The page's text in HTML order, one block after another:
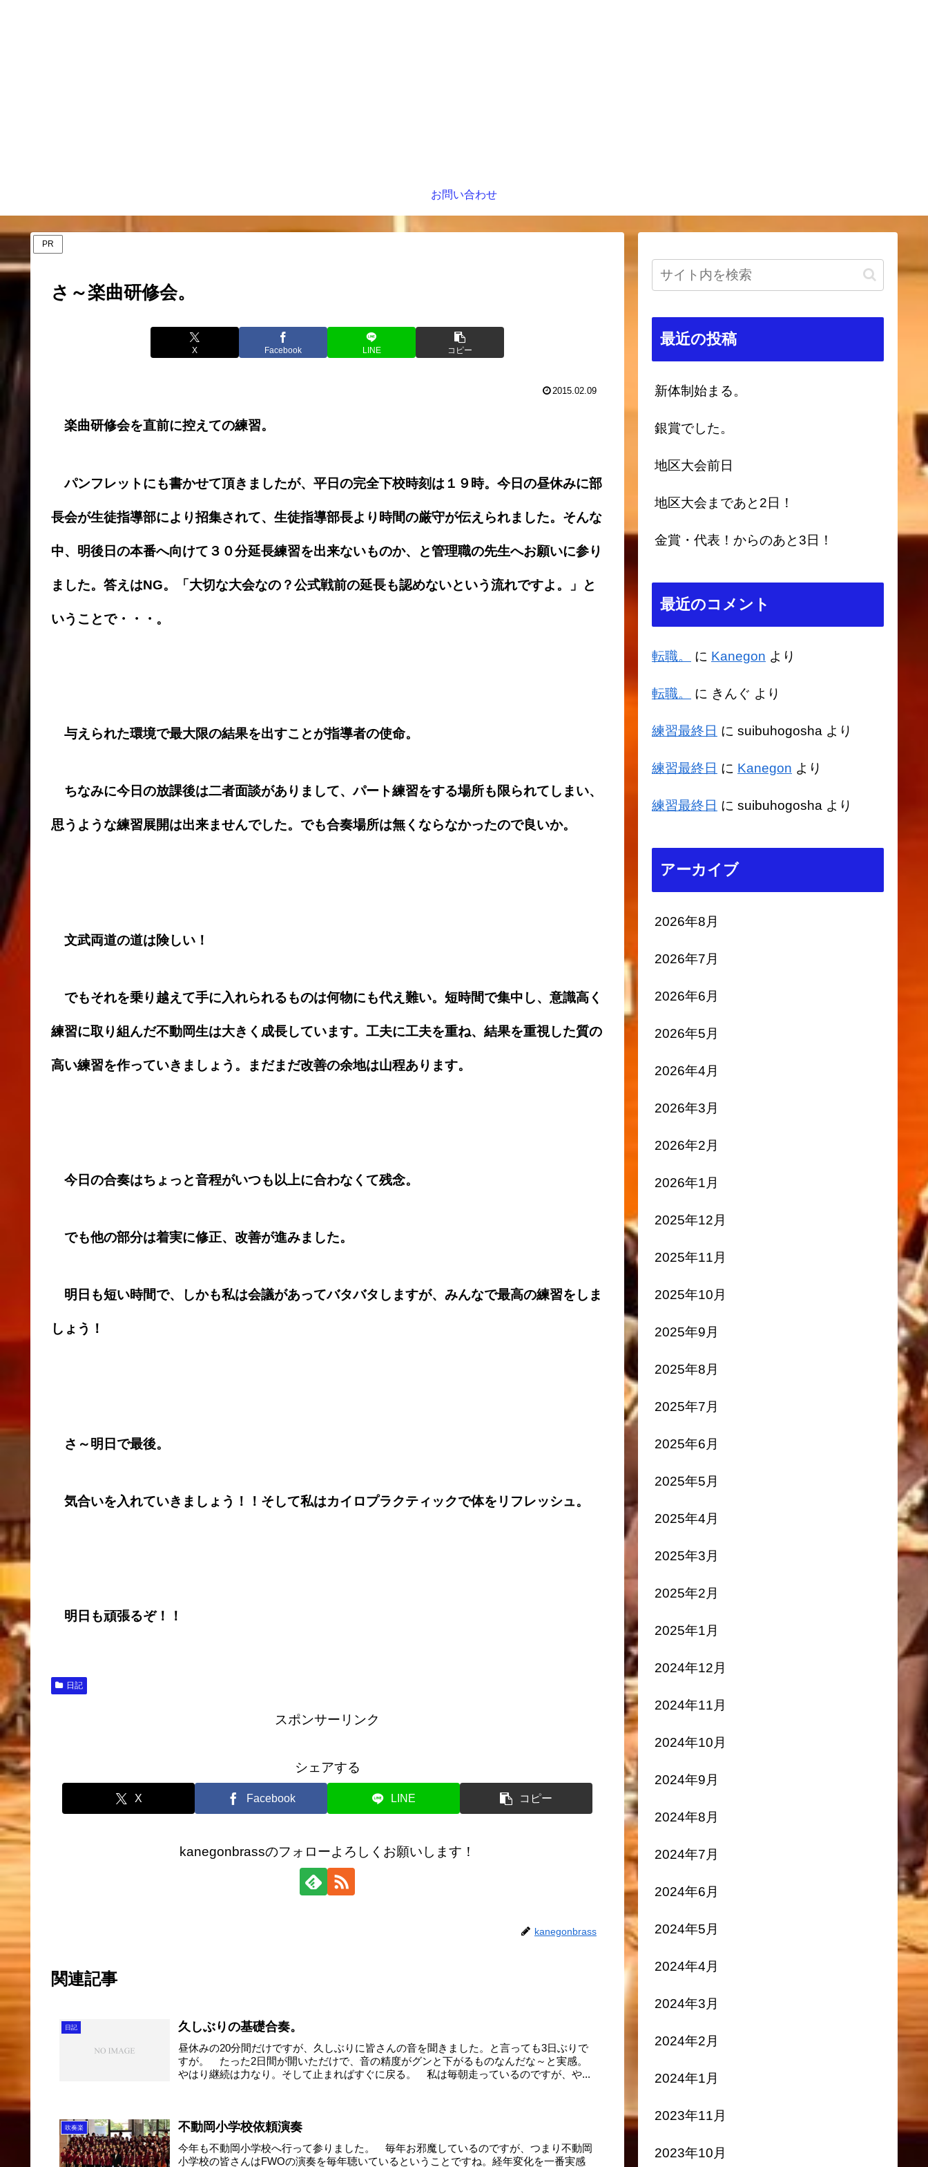
お問い合わせ
PR
さ～楽曲研修会。
X Facebook LINE コピー
2015.02.09
楽曲研修会を直前に控えての練習。
パンフレットにも書かせて頂きましたが、平日の完全下校時刻は１９時。今日の昼休みに部
長会が生徒指導部により招集されて、生徒指導部長より時間の厳守が伝えられました。そんな
中、明後日の本番へ向けて３０分延長練習を出来ないものか、と管理職の先生へお願いに参り
ました。答えはNG。「大切な大会なの？公式戦前の延長も認めないという流れですよ。」と
いうことで・・・。
与えられた環境で最大限の結果を出すことが指導者の使命。
ちなみに今日の放課後は二者面談がありまして、パート練習をする場所も限られてしまい、
思うような練習展開は出来ませんでした。でも合奏場所は無くならなかったので良いか。
文武両道の道は険しい！
でもそれを乗り越えて手に入れられるものは何物にも代え難い。短時間で集中し、意識高く
練習に取り組んだ不動岡生は大きく成長しています。工夫に工夫を重ね、結果を重視した質の
高い練習を作っていきましょう。まだまだ改善の余地は山程あります。
今日の合奏はちょっと音程がいつも以上に合わなくて残念。
でも他の部分は着実に修正、改善が進みました。
明日も短い時間で、しかも私は会議があってバタバタしますが、みんなで最高の練習をしま
しょう！
さ～明日で最後。
気合いを入れていきましょう！！そして私はカイロプラクティックで体をリフレッシュ。
明日も頑張るぞ！！
日記
スポンサーリンク
シェアする
X Facebook LINE コピー
kanegonbrassのフォローよろしくお願いします！
kanegonbrass
関連記事
日記 久しぶりの基礎合奏。
昼休みの20分間だけですが、久しぶりに皆さんの音を聞きました。と言っても3日ぶりで
すが。 たった2日間が開いただけで、音の精度がグンと下がるものなんだな～と実感。
やはり継続は力なり。そして止まればすぐに戻る。 私は毎朝走っているのですが、や...
吹奏楽 不動岡小学校依頼演奏
今年も不動岡小学校へ行って参りました。 毎年お邪魔しているのですが、つまり不動岡
小学校の皆さんはFWOの演奏を毎年聴いているということですね。経年変化を一番実感
最近の投稿
新体制始まる。
銀賞でした。
地区大会前日
地区大会まであと2日！
金賞・代表！からのあと3日！
最近のコメント
転職。 に Kanegon より
転職。 に きんぐ より
練習最終日 に suibuhogosha より
練習最終日 に Kanegon より
練習最終日 に suibuhogosha より
アーカイブ
2026年8月
2026年7月
2026年6月
2026年5月
2026年4月
2026年3月
2026年2月
2026年1月
2025年12月
2025年11月
2025年10月
2025年9月
2025年8月
2025年7月
2025年6月
2025年5月
2025年4月
2025年3月
2025年2月
2025年1月
2024年12月
2024年11月
2024年10月
2024年9月
2024年8月
2024年7月
2024年6月
2024年5月
2024年4月
2024年3月
2024年2月
2024年1月
2023年11月
2023年10月